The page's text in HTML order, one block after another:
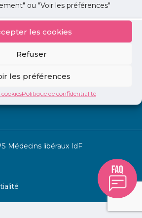
ou "Voir les préférences"
les cookies
Refuser
les préférences
Politique de confidentialité
Médecins libéraux IdF